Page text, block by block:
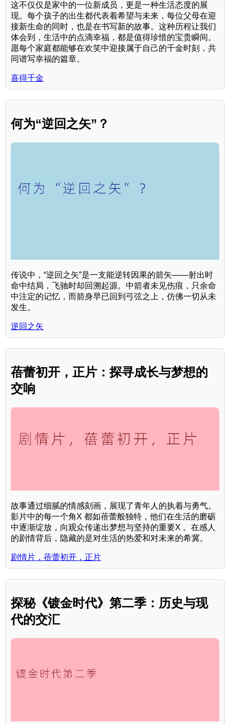
这不仅仅是家中的一位新成员，更是一种生活态度的展
现。每个孩子的出生都代表着希望与未来，每位父母在迎
接新生命的同时，也是在书写新的故事。这种历程让我们
体会到，生活中的点滴幸福，都是值得珍惜的宝贵瞬间。
愿每个家庭都能够在欢笑中迎接属于自己的千金时刻，共
同谱写幸福的篇章。
喜得千金
何为“逆回之矢”？
传说中，“逆回之矢”是一支能逆转因果的箭矢——射出时
命中结局，飞驰时却回溯起源。中箭者未见伤痕，只余命
中注定的记忆，而箭身早已回到弓弦之上，仿佛一切从未
发生。
逆回之矢
蓓蕾初开，正片：探寻成长与梦想的
交响
故事通过细腻的情感刻画，展现了青年人的执着与勇气。
影片中的每一个角X 都如蓓蕾般独特，他们在生活的磨砺
中逐渐绽放，向观众传递出梦想与坚持的重要X 。在感人
的剧情背后，隐藏的是对生活的热爱和对未来的希冀。
剧情片，蓓蕾初开，正片
探秘《镀金时代》第二季：历史与现
代的交汇